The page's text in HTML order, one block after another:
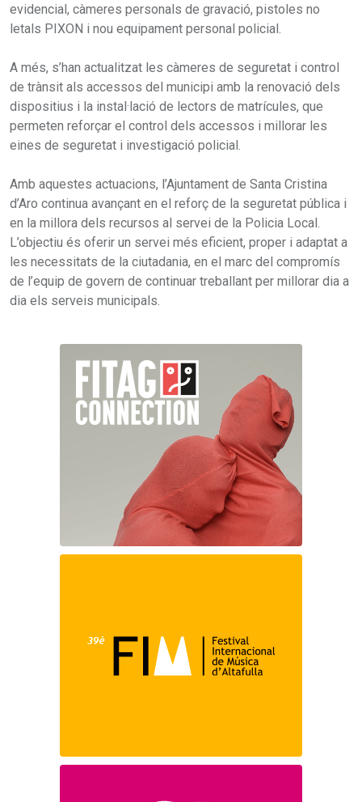
evidencial, càmeres personals de gravació, pistoles no
letals PIXON i nou equipament personal policial.
A més, s’han actualitzat les càmeres de seguretat i control
de trànsit als accessos del municipi amb la renovació dels
dispositius i la instal·lació de lectors de matrícules, que
permeten reforçar el control dels accessos i millorar les
eines de seguretat i investigació policial.
Amb aquestes actuacions, l’Ajuntament de Santa Cristina
d’Aro continua avançant en el reforç de la seguretat pública i
en la millora dels recursos al servei de la Policia Local.
L’objectiu és oferir un servei més eficient, proper i adaptat a
les necessitats de la ciutadania, en el marc del compromís
de l’equip de govern de continuar treballant per millorar dia a
dia els serveis municipals.